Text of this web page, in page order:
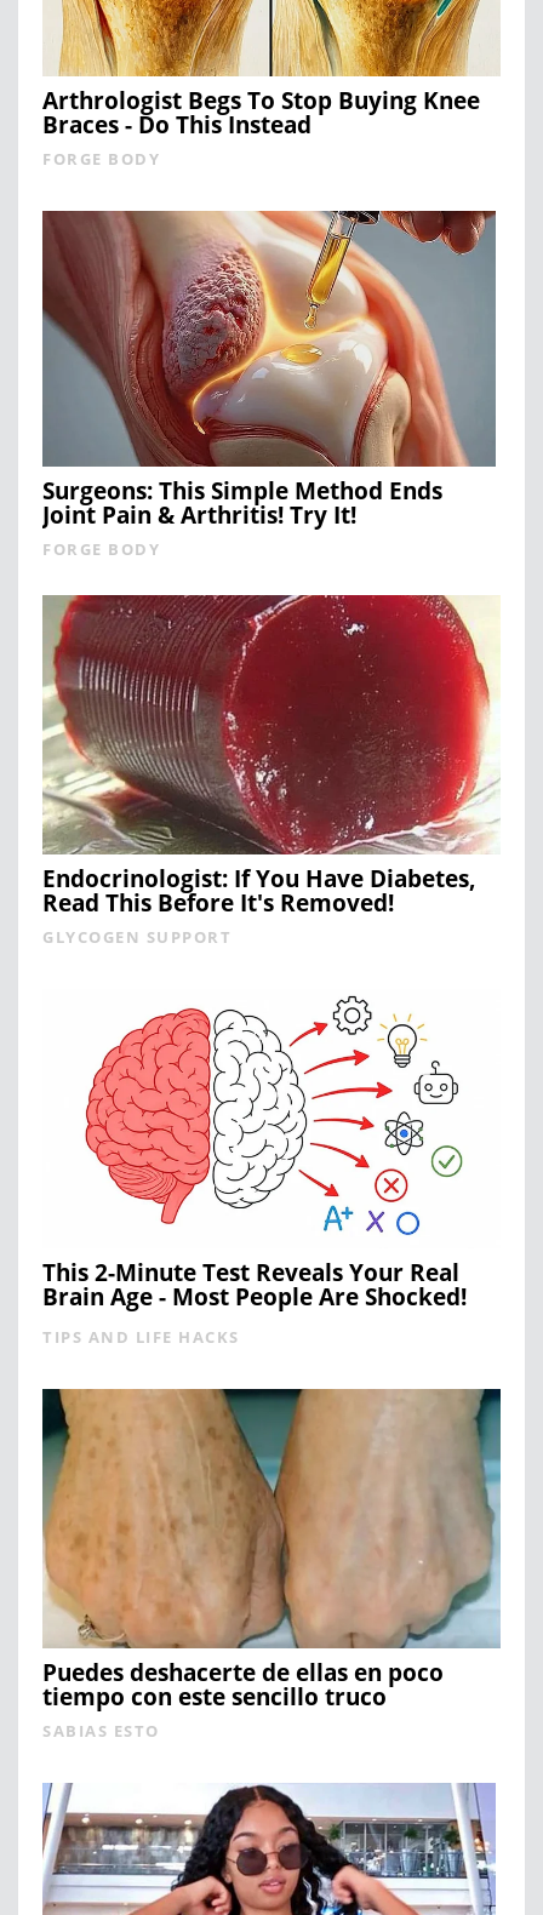
Arthrologist Begs To Stop Buying Knee
Braces - Do This Instead
FORGE BODY
Surgeons: This Simple Method Ends
Joint Pain & Arthritis! Try It!
FORGE BODY
Endocrinologist: If You Have Diabetes,
Read This Before It's Removed!
GLYCOGEN SUPPORT
This 2-Minute Test Reveals Your Real
Brain Age - Most People Are Shocked!
TIPS AND LIFE HACKS
Puedes deshacerte de ellas en poco
tiempo con este sencillo truco
SABIAS ESTO